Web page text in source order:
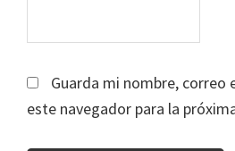
Guarda mi nombre, correo
este navegador para la